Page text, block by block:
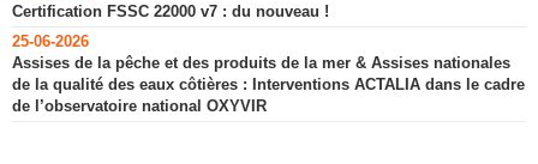
Certification FSSC 22000 v7 : du nouveau !
25-06-2026
Assises de la pêche et des produits de la mer & Assises nationales
de la qualité des eaux côtières : Interventions ACTALIA dans le cadre
de l’observatoire national OXYVIR